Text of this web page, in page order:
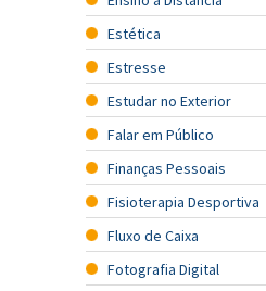
Estética
Estresse
Estudar no Exterior
Falar em Público
Finanças Pessoais
Fisioterapia Desportiva
Fluxo de Caixa
Fotografia Digital